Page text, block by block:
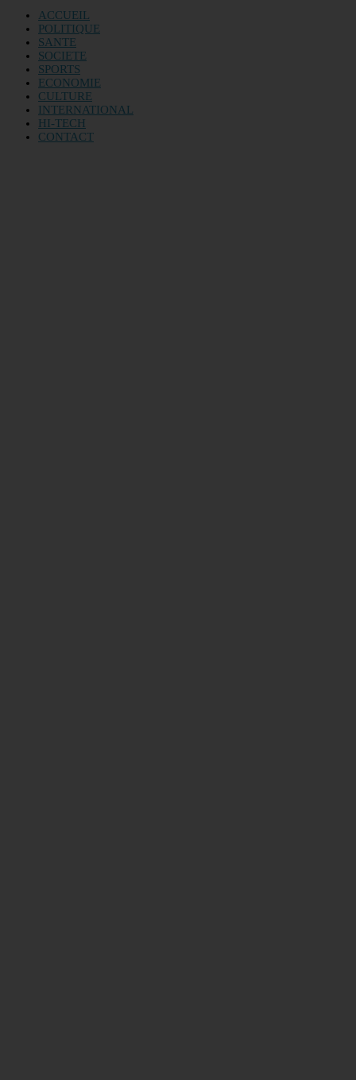
ACCUEIL
POLITIQUE
SANTE
SOCIETE
SPORTS
ECONOMIE
CULTURE
INTERNATIONAL
HI-TECH
CONTACT